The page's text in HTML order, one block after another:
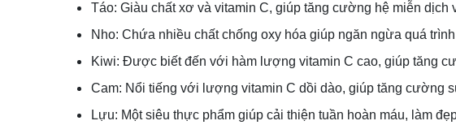
Táo: Giàu chất xơ và vitamin C, giúp tăng cường hệ miễn dịch
Nho: Chứa nhiều chất chống oxy hóa giúp ngăn ngừa quá
Kiwi: Được biết đến với hàm lượng vitamin C cao, giúp tăng
Cam: Nổi tiếng với lượng vitamin C dồi dào, giúp tăng cường
Lựu: Một siêu thực phẩm giúp cải thiện tuần hoàn máu, làm